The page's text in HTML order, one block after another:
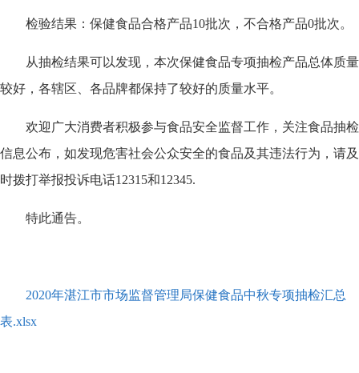
检验结果：保健食品合格产品10批次，不合格产品0批次。
从抽检结果可以发现，本次保健食品专项抽检产品总体质量
较好，各辖区、各品牌都保持了较好的质量水平。
欢迎广大消费者积极参与食品安全监督工作，关注食品抽检
信息公布，如发现危害社会公众安全的食品及其违法行为，请及
时拨打举报投诉电话12315和12345.
特此通告。
2020年湛江市市场监督管理局保健食品中秋专项抽检汇总
表.xlsx